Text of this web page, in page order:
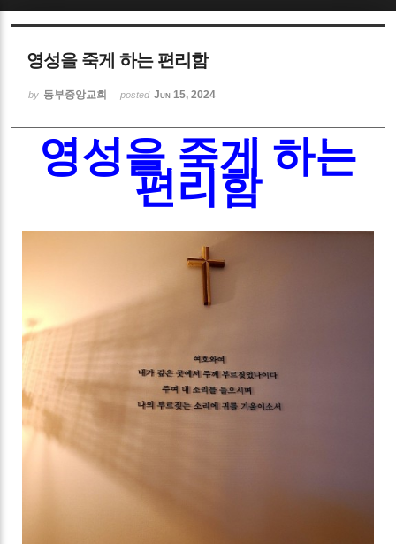
영성을 죽게 하는 편리함
by 동부중앙교회 posted Jun 15, 2024
영성을 죽게 하는
편리함
Sketchbook5, 스케치북5
Sketchbook5, 스케치북5